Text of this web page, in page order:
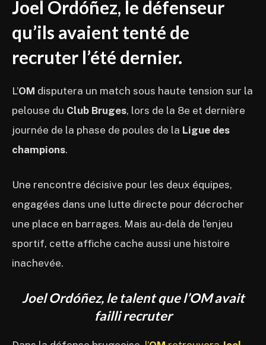
Joel Ordóñez, le défenseur
qu’ils avaient tenté de
recruter l’été dernier.
L’OM disputera un match sous haute tension sur la
pelouse du Club Bruges, lors de la 8e et dernière
journée de la phase de poules de la Ligue des
champions.
Une rencontre décisive pour les deux équipes,
engagées dans une lutte directe pour décrocher
une place en barrages. Mais au-delà de l’enjeu
sportif, cette affiche cache aussi une histoire
inachevée.
Joel Ordóñez, le talent que l’OM avait
failli recruter